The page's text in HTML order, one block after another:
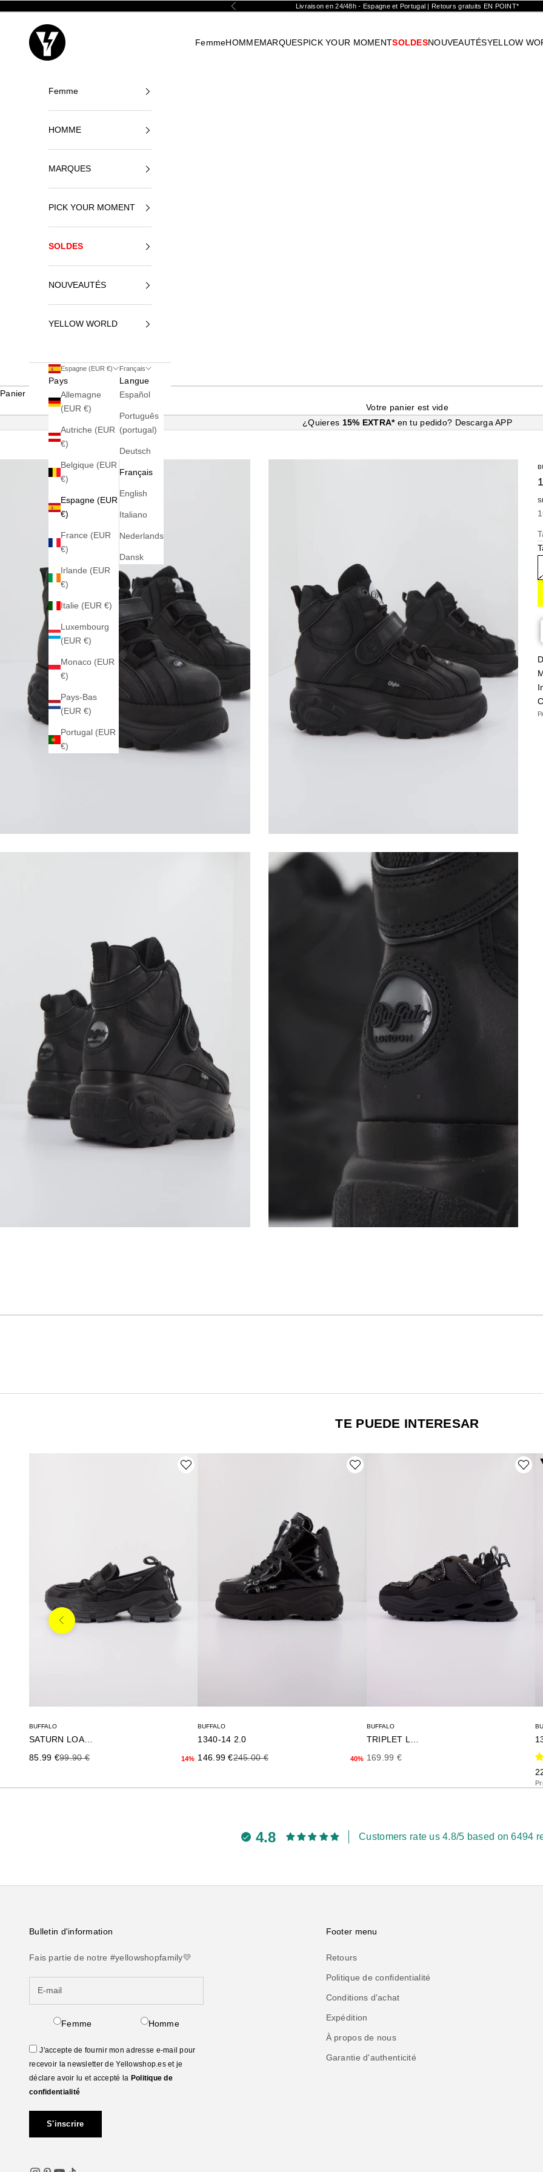
Précédent Livraison en 24/48h - Espagne et Portugal | Retours gratuits EN POINT*
Yellowshop
FemmeHOMMEMARQUESPICK YOUR MOMENTSOLDESNOUVEAUTÉSYELLOW
Femme
HOMME
MARQUES
PICK YOUR MOMENT
SOLDES
NOUVEAUTÉS
YELLOW WORLD
Espagne (EUR €)
Pays
Allemagne
(EUR €)
Autriche (EUR
€)
Belgique (EUR
€)
Espagne (EUR
€)
France (EUR
€)
Irlande (EUR
€)
Italie (EUR €)
Luxembourg
(EUR €)
Monaco (EUR
€)
Pays-Bas
(EUR €)
Portugal (EUR
€)
Français
Langue
Español
Português
(portugal)
Deutsch
Français
English
Italiano
Nederlands
Dansk
Panier
Votre panier est vide
¿Quieres 15% EXTRA* en tu pedido? Descarga APP
TE PUEDE INTERESAR
BUFFALO
SATURN LOAFER
Precio de oferta
85.99 €Precio anterior
99.90 € 14%
BUFFALO
1340-14 2.0
Precio de oferta
146.99 €Precio anterior
245.00 € 40%
BUFFALO
Precio de oferta
169.99 €
Anterior
4.8 Customers rate us 4.8/5 based on 6494
Bulletin d'information
Fais partie de notre #yellowshopfamily💛
Femme Homme
J'accepte de fournir mon adresse e-mail pour
recevoir la newsletter de Yellowshop.es et je
déclare avoir lu et accepté la Politique de
confidentialité
S'inscrire
Footer menu
Retours
Politique de confidentialité
Conditions d'achat
Expédition
À propos de nous
Garantie d'authenticité